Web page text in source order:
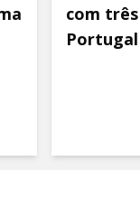
com
Portugal